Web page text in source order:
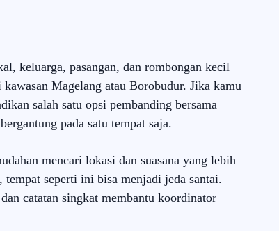
keluarga, pasangan, dan rombongan kecil
Magelang atau Borobudur. Jika kamu
salah satu opsi pembanding bersama
pada satu tempat saja.
mencari lokasi dan suasana yang lebih
seperti ini bisa menjadi jeda santai.
catatan singkat membantu koordinator